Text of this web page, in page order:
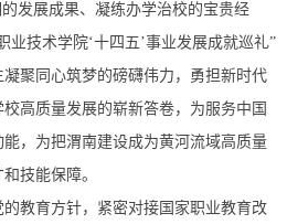
发展成果、凝练办学治校的宝贵经
业技术学院‘十四五’事业发展成就巡礼”
聚同心筑梦的磅礴伟力，勇担新时代
高质量发展的崭新答卷，为服务中国
，为把渭南建设成为黄河流域高质量
技能保障。
教育方针，紧密对接国家职业教育改